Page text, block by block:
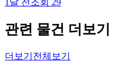
관련 물건 더보기
더보기 전체보기